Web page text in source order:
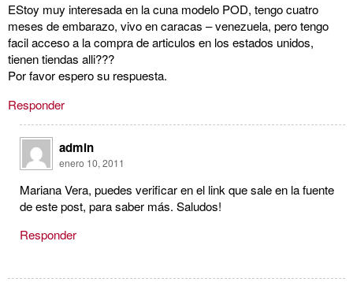
EStoy muy interesada en la cuna modelo POD, tengo cuatro
meses de embarazo, vivo en caracas – venezuela, pero tengo
facil acceso a la compra de articulos en los estados unidos,
tienen tiendas alli???
Por favor espero su respuesta.
Responder
admin
enero 10, 2011
Mariana Vera, puedes verificar en el link que sale en la fuente
de este post, para saber más. Saludos!
Responder